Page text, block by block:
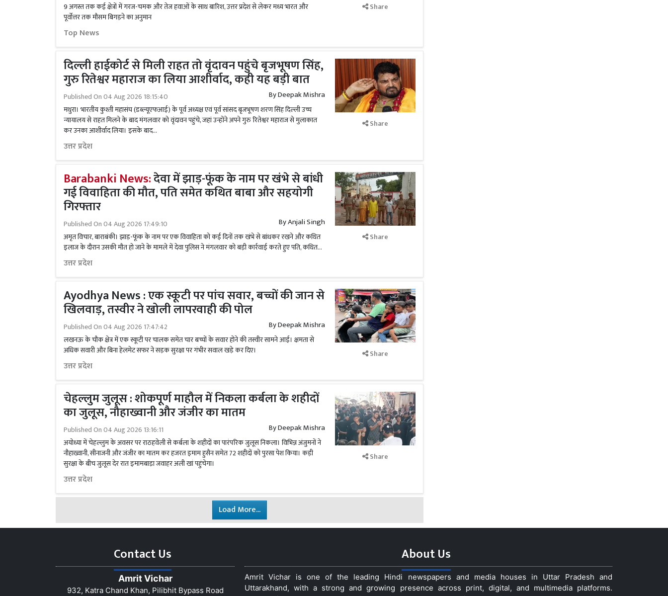
9 अगस्त तक कई क्षेत्रों में गरज-चमक और तेज हवाओं के साथ बारिश, उत्तर प्रदेश से लेकर मध्य भारत और
पूर्वोत्तर तक मौसम बिगड़ने का अनुमान
Top News
Share
दिल्ली हाईकोर्ट से मिली राहत तो वृंदावन पहुंचे बृजभूषण सिंह,
गुरु रितेश्वर महाराज का लिया आशीर्वाद, कही यह बड़ी बात
Published On04 Aug 2026 18:15:40 ByDeepak Mishra
मथुरा। भारतीय कुश्ती महासंघ (डब्ल्यूएफआई) के पूर्व अध्यक्ष एवं पूर्व सांसद बृजभूषण शरण सिंह दिल्ली उच्च
न्यायालय से राहत मिलने के बाद मंगलवार को वृंदावन पहुंचे, जहां उन्होंने अपने गुरु रितेश्वर महाराज से मुलाकात
कर उनका आशीर्वाद लिया। इसके बाद...
उत्तर प्रदेश
Share
Barabanki News:देवा में झाड़-फूंक के नाम पर खंभे से बांधी
गई विवाहिता की मौत, पति समेत कथित बाबा और सहयोगी
गिरफ्तार
Published On04 Aug 2026 17:49:10 ByAnjali Singh
अमृत विचार, बाराबंकी। झाड़-फूंक के नाम पर एक विवाहिता को कई दिनों तक खंभे से बांधकर रखने और कथित
इलाज के दौरान उसकी मौत हो जाने के मामले में देवा पुलिस ने मंगलवार को बड़ी कार्रवाई करते हुए पति, कथित...
उत्तर प्रदेश
Share
Ayodhya News : एक स्कूटी पर पांच सवार, बच्चों की जान से
खिलवाड़, तस्वीर ने खोली लापरवाही की पोल
Published On04 Aug 2026 17:47:42 ByDeepak Mishra
लखनऊ के चौक क्षेत्र में एक स्कूटी पर चालक समेत चार बच्चों के सवार होने की तस्वीर सामने आई। क्षमता से
अधिक सवारी और बिना हेलमेट सफर ने सड़क सुरक्षा पर गंभीर सवाल खड़े कर दिए।
उत्तर प्रदेश
Share
चेहल्लुम जुलूस : शोकपूर्ण माहौल में निकला कर्बला के शहीदों
का जुलूस, नौहाख्वानी और जंजीर का मातम
Published On04 Aug 2026 13:16:11 ByDeepak Mishra
अयोध्या में चेहल्लुम के अवसर पर राठहवेली से कर्बला के शहीदों का पारंपरिक जुलूस निकला। विभिन्न अंजुमनों ने
नौहाख्वानी, सीनाजनी और जंजीर का मातम कर हजरत इमाम हुसैन समेत 72 शहीदों को पुरसा पेश किया। कड़ी
सुरक्षा के बीच जुलूस देर रात इमामबाड़ा जवाहर अली खां पहुंचेगा।
उत्तर प्रदेश
Share
Load More...
Contact Us
Amrit Vichar
932, Katra Chand Khan, Pilibhit Bypass Road
About Us
Amrit Vichar is one of the leading Hindi newspapers and media houses in Uttar Pradesh and
Uttarakhand, with a strong and growing presence across print, digital, and multimedia platforms.